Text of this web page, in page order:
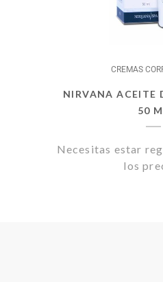
CREMAS
NIRVANA ACEITE
50
Necesitas estar
los